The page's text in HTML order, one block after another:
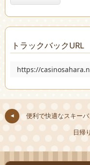
トラックバックURL
https://
便利で快適なスキー
日帰